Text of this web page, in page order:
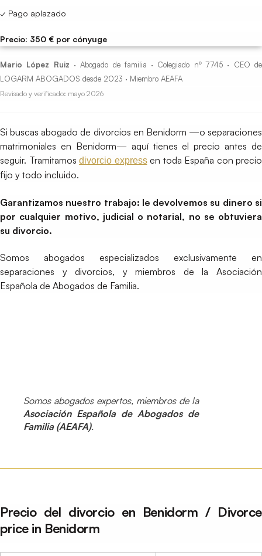
✓ Pago aplazado
Precio: 350 € por cónyuge
Mario López Ruiz · Abogado de familia · Colegiado nº 7745 · CEO de
LOGARM ABOGADOS desde 2023 · Miembro AEAFA
Revisado y verificado: mayo 2026
Si buscas abogado de divorcios en Benidorm —o separaciones
matrimoniales en Benidorm— aquí tienes el precio antes de
seguir. Tramitamos divorcio expressen toda España con precio
fijo y todo incluido.
Garantizamos nuestro trabajo: le devolvemos su dinero si
por cualquier motivo, judicial o notarial, no se obtuviera
su divorcio.
Somos abogados especializados exclusivamente en
separaciones y divorcios, y miembros de la Asociación
Española de Abogados de Familia.
Somos abogados expertos, miembros de la
Asociación Española de Abogados de
Familia (AEAFA).
Precio del divorcio en Benidorm / Divorce
price in Benidorm